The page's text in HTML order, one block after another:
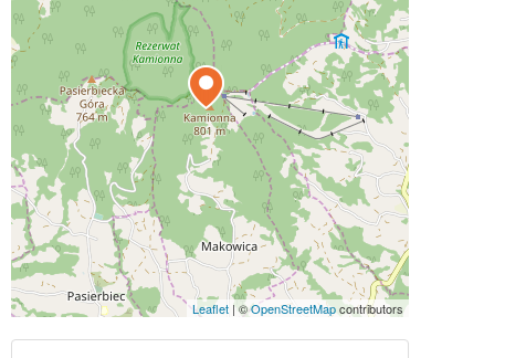
Leaflet |©OpenStreetMapcontributors